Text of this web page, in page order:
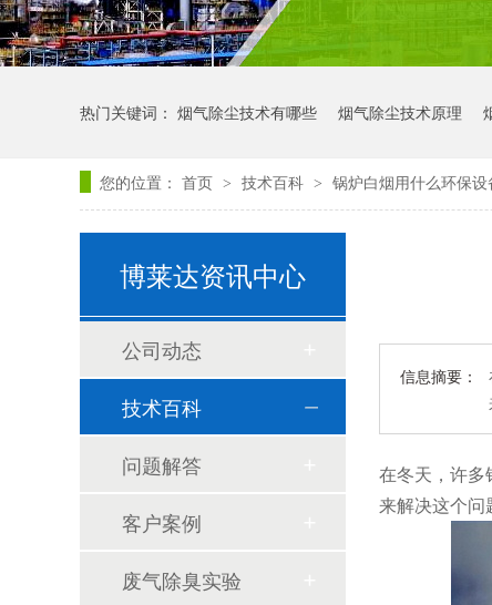
热门关键词： 烟气除尘技术有哪些 烟气除尘技术原理
您的位置： 首页 > 技术百科 > 锅炉白烟用什么环保
信息摘要：
在冬天，许
来解决这个问
博莱达资讯中心
公司动态
技术百科
问题解答
客户案例
废气除臭实验